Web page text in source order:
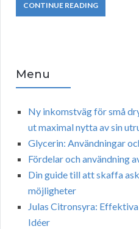
CONTINUE READING
Menu
Ny inkomstväg för små
ut maximal nytta av sin
Glycerin: Användningar
Fördelar och användning
Din guide till att skaffa
möjligheter
Julas Citronsyra:
Idéer